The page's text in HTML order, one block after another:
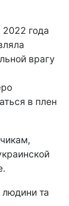
2022 года
врагу
в плен